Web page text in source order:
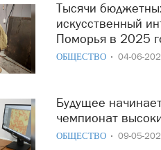
Тысячи бюджетных мест, новые направления и
искусственный
Поморья в 2025
ОБЩЕСТВО 04-06-
Будущее начинается здесь: в Архангельске стартует
чемпионат
ОБЩЕСТВО 09-05-